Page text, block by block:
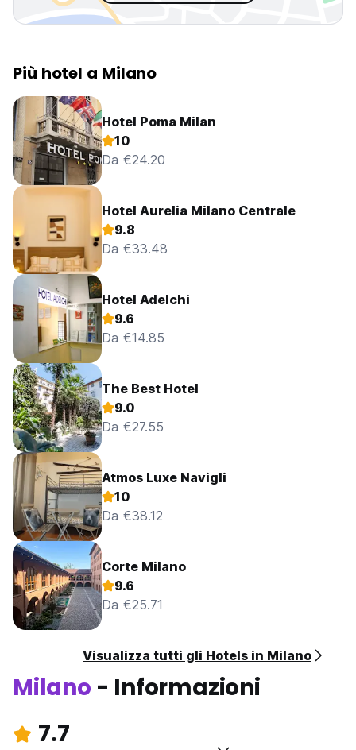
Più hotel a Milano
Hotel Poma Milan
10
Da €24.20
Hotel Aurelia Milano Centrale
9.8
Da €33.48
Hotel Adelchi
9.6
Da €14.85
The Best Hotel
9.0
Da €27.55
Atmos Luxe Navigli
10
Da €38.12
Corte Milano
9.6
Da €25.71
Visualizza tutti gli Hotels in Milano
Milano - Informazioni
7.7